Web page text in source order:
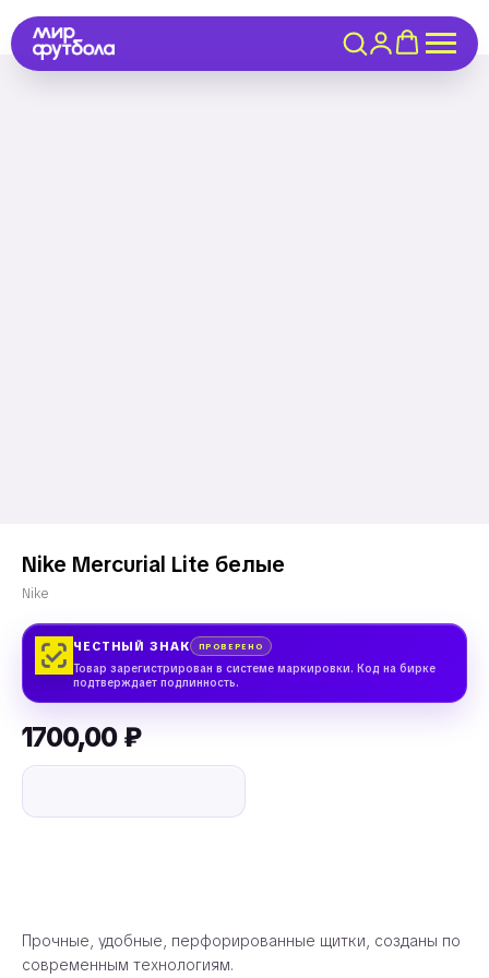
Nike Mercurial Lite белые
Nike
ЧЕСТНЫЙ ЗНАК ПРОВЕРЕНО
Товар зарегистрирован в системе маркировки. Код на бирке
подтверждает подлинность.
1700,00 ₽
Прочные, удобные, перфорированные щитки, созданы по
современным технологиям.